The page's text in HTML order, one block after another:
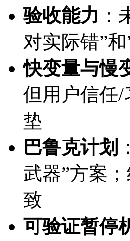
验收能力
对实际错”
快变量与慢
但用户信任/
垫
巴鲁克计划
武器”方案
致
可验证暂停